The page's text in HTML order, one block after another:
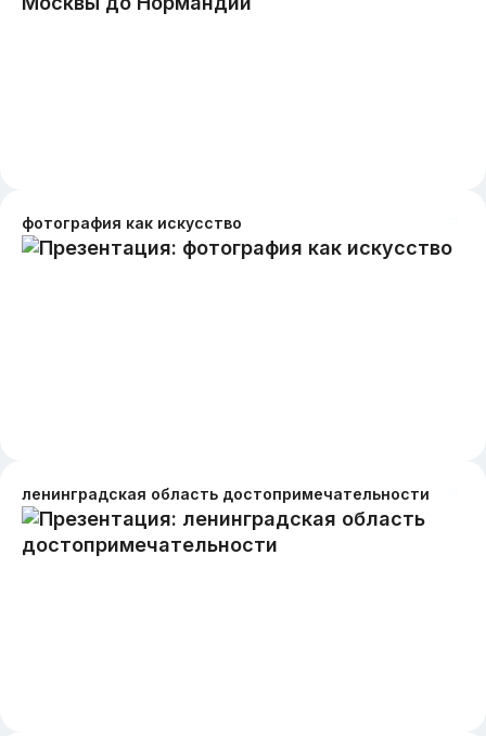
фотография как искусство
ленинградская область достопримечательности